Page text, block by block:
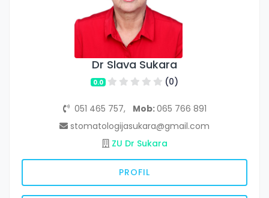
Dr Slava Sukara
0.0 (0)
051 465 757, Mob:065 766 891
stomatologijasukara@gmail.com
ZU Dr Sukara
PROFIL